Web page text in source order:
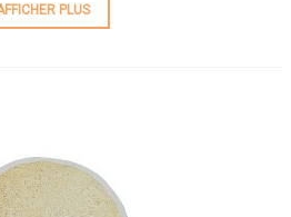
PLUS